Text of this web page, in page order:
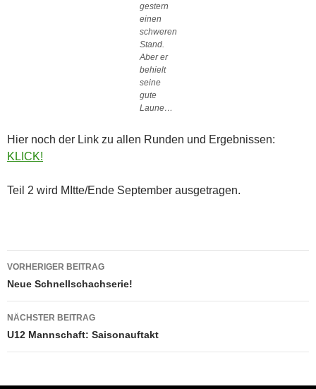
gestern
einen
schweren
Stand.
Aber er
behielt
seine
gute
Laune…
Hier noch der Link zu allen Runden und Ergebnissen:
KLICK!
Teil 2 wird MItte/Ende September ausgetragen.
Beitragsnavigation
VORHERIGER BEITRAG
Neue Schnellschachserie!
NÄCHSTER BEITRAG
U12 Mannschaft: Saisonauftakt